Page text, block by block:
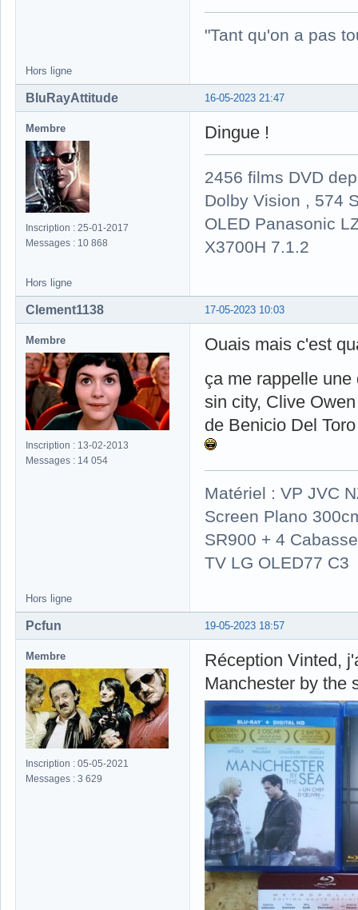
"Tant qu'on a pas
Hors ligne
16-05-2023 21:47
BluRayAttitude
Membre
Inscription : 25-01-2017
Messages : 10 868
Dingue !
2456 films DVD
Dolby Vision , 574
OLED Panasonic
X3700H 7.1.2
Hors ligne
17-05-2023 10:03
Clement1138
Membre
Inscription : 13-02-2013
Messages : 14 054
Ouais mais c'est
ça me rappelle
sin city, Clive
de Benicio Del
Matériel : VP JVC
Screen Plano
SR900 + 4
TV LG OLED77 C3
Hors ligne
19-05-2023 18:57
Pcfun
Membre
Inscription : 05-05-2021
Messages : 3 629
Réception Vinted,
Manchester by the